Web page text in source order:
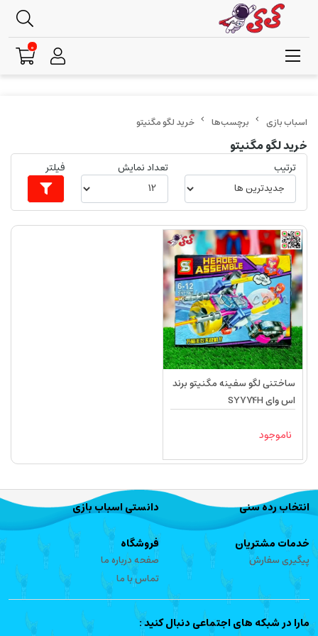
برچسب‌ها خرید لگو مگنیتو
خرید لگو مگنیتو
ترتیب تعداد نمایش فیلتر
ساختنی لگو سفینه مگنیتو برند
اس وای SY774H
ناموجود
انتخاب رده سنی دانستی اسباب بازی
خدمات مشتریان
پیگیری سفارش
فروشگاه
صفحه درباره ما
تماس با ما
مارا در شبکه های اجتماعی دنبال کنید :
0